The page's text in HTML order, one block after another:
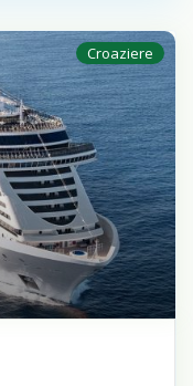
Croaziere